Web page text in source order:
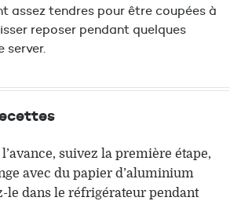
assez tendres pour être coupées à
reposer pendant quelques
server.
suivez la première étape,
avec du papier d’aluminium
le dans le réfrigérateur pendant